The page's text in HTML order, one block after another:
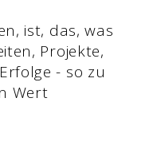
ist, das, was
Projekte,
- so zu
Wert